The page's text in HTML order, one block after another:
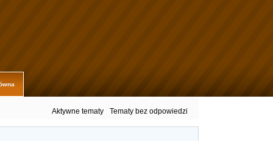
Aktywne tematy Tematy bez odpowiedzi